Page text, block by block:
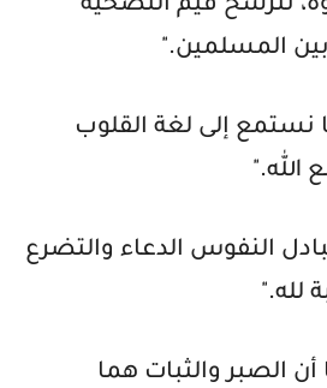
تترسخ قيم التضحية
بين المسلمين."
نستمع إلى لغة القلوب
النفوس الدعاء والتضرع
لله."
أن الصبر والثبات هما